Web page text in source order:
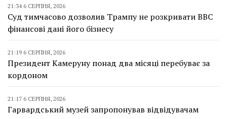
21:34 6 СЕРПНЯ, 2026
Суд тимчасово дозволив Трампу не розкривати BBC
фінансові дані його бізнесу
21:19 6 СЕРПНЯ, 2026
Президент Камеруну понад два місяці перебуває за
кордоном
21:17 6 СЕРПНЯ, 2026
Гарвардський музей запропонував відвідувачам